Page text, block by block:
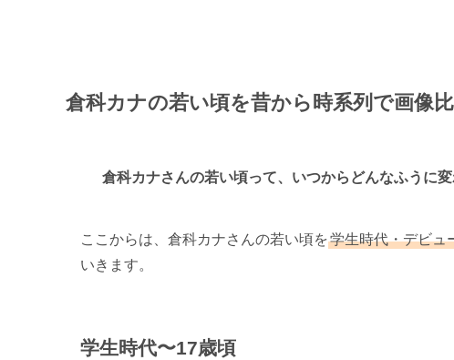
倉科カナの若い頃を昔から時系列で画像比
倉科カナさんの若い頃って、いつからどんなふうに
ここからは、倉科カナさんの若い頃を学生時代・デビュ
いきます。
学生時代〜17歳頃